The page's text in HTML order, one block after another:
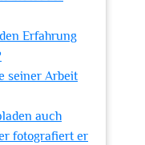
Erfahrung
seiner Arbeit
auch
fotografiert er